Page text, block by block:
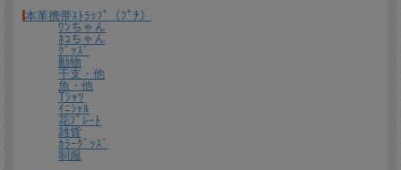
本革携帯ｽﾄﾗｯﾌﾟ（ﾌﾟﾁ）
ﾜﾝちゃん
ﾈｺちゃん
ｸﾞｯｽﾞ
動物
干支・他
魚・他
Tｼｬﾂ
ｲﾆｼｬﾙ
花ﾌﾟﾚｰﾄ
雑貨
ｶﾗｰｸﾞｯｽﾞ
制服